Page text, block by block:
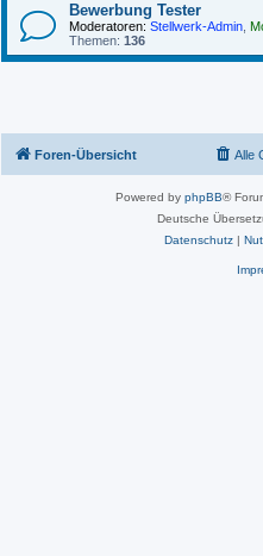
Bewerbung Tester
Moderatoren: Stellwerk-Admin
Themen: 136
Foren-Übersicht Alle
Powered by phpBB®
Deutsche
Datenschutz|